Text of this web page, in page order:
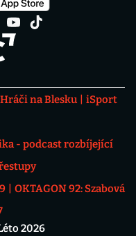
Hráči na Blesku
iSport
- podcast rozbíjející
OKTAGON 92: Szabová
2026